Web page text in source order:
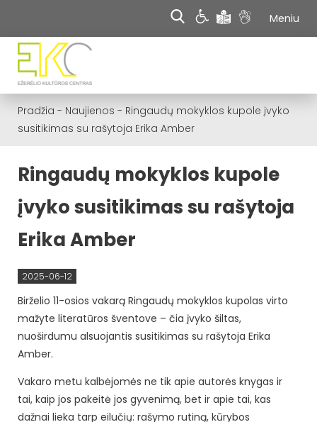
Meniu
Pradžia - Naujienos - Ringaudų mokyklos kupole įvyko
susitikimas su rašytoja Erika Amber
Ringaudų mokyklos kupole
įvyko susitikimas su rašytoja
Erika Amber
2025-06-12
Birželio 11-osios vakarą Ringaudų mokyklos kupolas virto
mažyte literatūros šventove – čia įvyko šiltas,
nuoširdumu alsuojantis susitikimas su rašytoja Erika
Amber.
Vakaro metu kalbėjomės ne tik apie autorės knygas ir
tai, kaip jos pakeitė jos gyvenimą, bet ir apie tai, kas
dažnai lieka tarp eilučių: rašymo rutiną, kūrybos